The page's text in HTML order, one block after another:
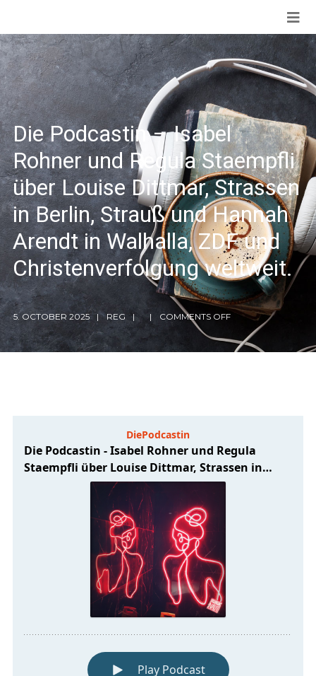
Die Podcastin – Isabel
Rohner und Regula Staempfli
über Louise Dittmar, Strassen
in Berlin, Strauß und Hannah
Arendt in Walhalla, ZDF und
Christenverfolgung weltweit.
5. OCTOBER 2025 REG COMMENTS OFF